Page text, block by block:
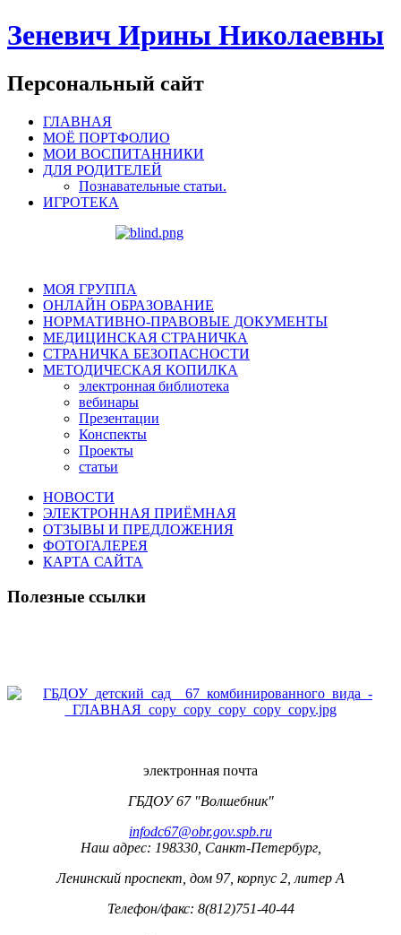
Зеневич Ирины Николаевны
Персональный сайт
ГЛАВНАЯ
МОЁ ПОРТФОЛИО
МОИ ВОСПИТАННИКИ
ДЛЯ РОДИТЕЛЕЙ
Познавательные статьи.
ИГРОТЕКА
МОЯ ГРУППА
ОНЛАЙН ОБРАЗОВАНИЕ
НОРМАТИВНО-ПРАВОВЫЕ ДОКУМЕНТЫ
МЕДИЦИНСКАЯ СТРАНИЧКА
СТРАНИЧКА БЕЗОПАСНОСТИ
МЕТОДИЧЕСКАЯ КОПИЛКА
электронная библиотека
вебинары
Презентации
Конспекты
Проекты
статьи
НОВОСТИ
ЭЛЕКТРОННАЯ ПРИЁМНАЯ
ОТЗЫВЫ И ПРЕДЛОЖЕНИЯ
ФОТОГАЛЕРЕЯ
КАРТА САЙТА
Полезные ссылки
электронная почта
ГБДОУ 67 "Волшебник"
infodc67@obr.gov.spb.ru
Наш адрес: 198330, Санкт-Петербург,
Ленинский проспект, дом 97, корпус 2, литер А
Телефон/факс: 8(812)751-40-44